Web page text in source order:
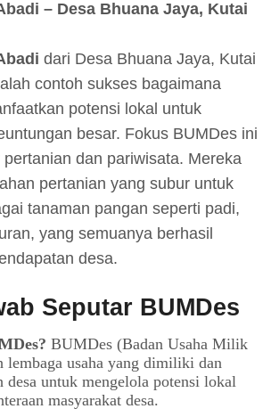
– Desa Bhuana Jaya, Kutai
dari Desa Bhuana Jaya, Kutai
contoh sukses bagaimana
potensi lokal untuk
besar. Fokus BUMDes ini
dan pariwisata. Mereka
pertanian yang subur untuk
tanaman pangan seperti padi,
yang semuanya berhasil
desa.
Seputar BUMDes
BUMDes (Badan Usaha Milik
lembaga usaha yang dimiliki dan
desa untuk mengelola potensi lokal
masyarakat desa.